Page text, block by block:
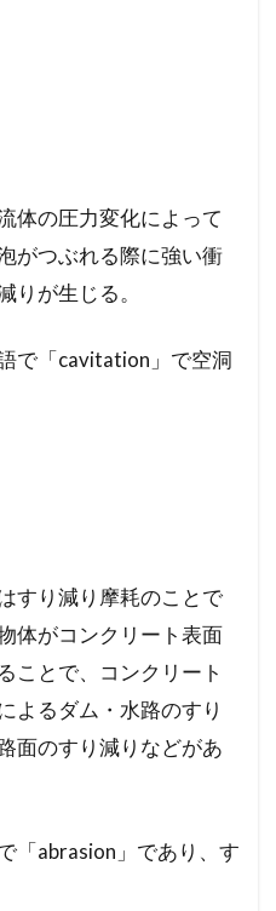
体の圧力変化によって
がつぶれる際に強い衝
りが生じる。
で「cavitation」で空洞
すり減り摩耗のことで
体がコンクリート表面
ことで、コンクリート
よるダム・水路のすり
面のすり減りなどがあ
「abrasion」であり、す